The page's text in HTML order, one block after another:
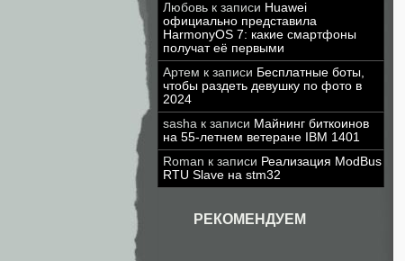
Любовь к записи Huawei
официально представила
HarmonyOS 7: какие смартфоны
получат её первыми
Артем к записи Бесплатные боты,
чтобы раздеть девушку по фото в
2024
sasha к записи Майнинг биткоинов
на 55-летнем ветеране IBM 1401
Roman к записи Реализация ModBus
RTU Slave на stm32
РЕКОМЕНДУЕМ